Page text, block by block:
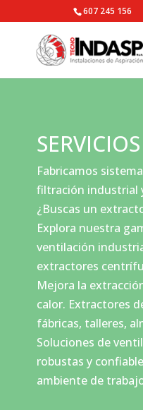
607 245 156
SERVICIOS
Fabricamos
filtración industrial
¿Buscas un
Explora nuestra
ventilación
extractores
Mejora la
calor. Extractores
fábricas, talleres,
Soluciones de
robustas y
ambiente de